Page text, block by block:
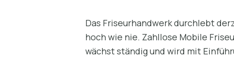
Das Friseurhandwerk durchlebt
hoch wie nie. Zahllose Mobile
wächst ständig und wird mit